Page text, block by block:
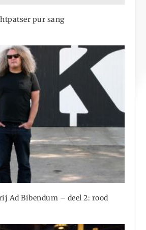
pur sang
Ad Bibendum – deel 2: rood